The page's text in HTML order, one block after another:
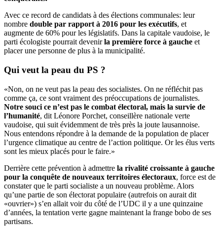
Avec ce record de candidats à des élections communales: leur
nombre double par rapport à 2016 pour les exécutifs, et
augmente de 60% pour les législatifs. Dans la capitale vaudoise, le
parti écologiste pourrait devenirla première force à gauche et
placer une personne de plus à la municipalité.
Qui veut la peau du PS ?
«Non, on ne veut pas la peau des socialistes. On ne réfléchit pas
comme ça, ce sont vraiment des préoccupations de journalistes.
Notre souci ce n’est pas le combat électoral, mais la survie de
l’humanité, dit Léonore Porchet, conseillère nationale verte
vaudoise, qui suit évidemment de très près la joute lausannoise.
Nous entendons répondre à la demande de la population de placer
l’urgence climatique au centre de l’action politique. Or les élus verts
sont les mieux placés pour le faire.»
Derrière cette prévention à admettre la rivalité croissante à gauche
pour la conquête de nouveaux territoires électoraux, force est de
constater que le parti socialiste a un nouveau problème. Alors
qu’une partie de son électorat populaire (autrefois on aurait dit
«ouvrier») s’en allait voir du côté de l’UDC il y a une quinzaine
d’années, la tentation verte gagne maintenant la frange bobo de ses
partisans.